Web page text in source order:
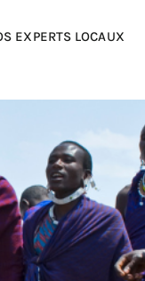
EXPERTS LOCAUX